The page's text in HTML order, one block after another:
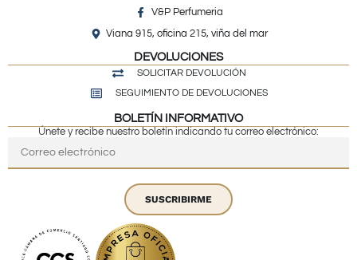
V&P Perfumeria
Viana 915, oficina 215, viña del mar
DEVOLUCIONES
SOLICITAR DEVOLUCIÓN
SEGUIMIENTO DE DEVOLUCIONES
BOLETÍN INFORMATIVO
Únete y recibe nuestro boletín indicando tu correo electrónico:
SUSCRIBIRME